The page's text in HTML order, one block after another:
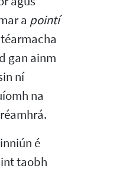
a pointí
gan ainm
ní
na
é
taobh